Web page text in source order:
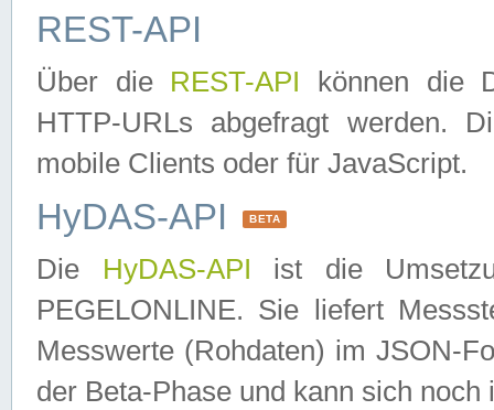
REST-API
Über die REST-API können die
HTTP-URLs abgefragt werden.
mobile Clients oder für JavaScript.
HyDAS-API BETA
Die HyDAS-API ist die
PEGELONLINE. Sie liefert
Messwerte (Rohdaten) im JSON-
der Beta-Phase und kann sich noch